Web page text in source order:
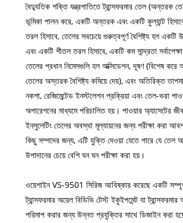
বৈদ্যুতিক শক্তি যন্ত্রপাতিতে ট্রান্সফরমার তেল (অন্তরক
ভূমিকা পালন করে, একটি অন্তরক এবং একটি কুল্যান্ট
তরল হিসাবে, তেলের সবচেয়ে গুরুত্বপূর্ণ বৈশিষ্ট্য হল
এবং একটি শীতল তরল হিসাবে, একটি কম সান্দ্রতা
তেলের প্রধান নিমেসগুলি হল অক্সিডেশন, দূষণ (বিশেষ
তেলের অস্তরক বৈশিষ্ট্য কমিয়ে দেয়), এবং অতিরিক্ত
নকশা, রেজিমেন্টেড ইনস্টলেশন প্রক্রিয়া এবং তেল-ভরা
অপারেশনের মাধ্যমে পরিচালিত হয়। পাওয়ার অ্যাসেটের
ইনসুলেটিং তেলের অবস্থা মূল্যায়নের জন্য পরীক্ষা করা
কিছু সম্পদের জন্য, এটি যুক্তি দেওয়া যেতে পারে যে তেল
উপাদানের চেয়ে বেশি ঘন ঘন পরীক্ষা করা হয়।
ওয়েশাইন VS-9501 সিরিজ আবিষ্কার করেছে একটি
ট্রান্সফরমার অয়েল বিডিভি টেস্ট ইকুইপমেন্ট যা
পরিমাপ করার জন্য উন্নত প্রযুক্তির সাথে ডিজাইন করা